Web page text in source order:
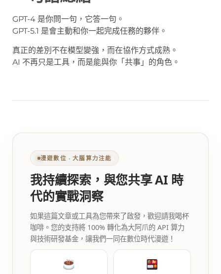
GPT-4 是你問一句，它答一句。
GPT-5.1 是會主動和你一起完成任務的夥伴。
真正的差別不在模型變強，而在協作方式成熟。
AI 不再只是工具，而是能與你「共事」的角色。
漫遊數位 ‧ 大腦算力注能
我持續探索，與您共享 AI 時
代的實戰洞察
如果這篇文章或工具為您帶來了啟發，歡迎請我喝杯
咖啡。您的支持將 100% 轉化為大阿爪的 API 算力
與技術研發基金，讓我們一同在數位時代漫遊！